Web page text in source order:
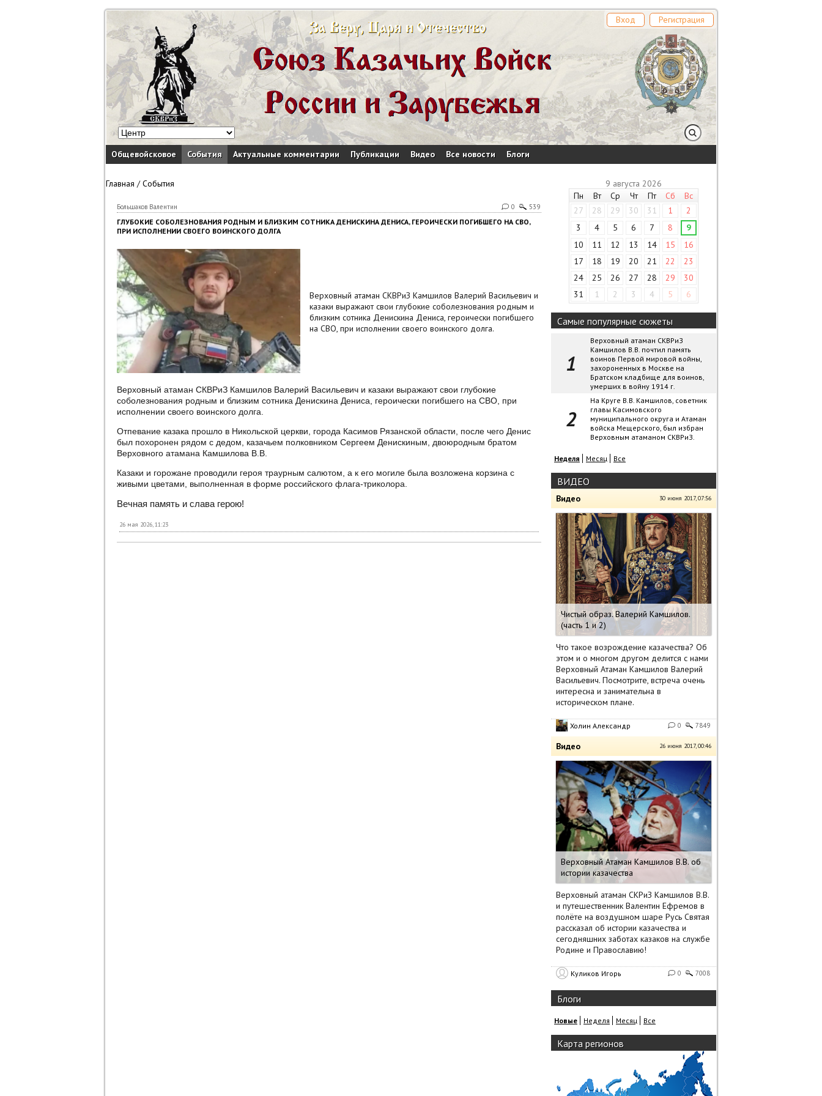
Вход Регистрация
Общевойсковое События Актуальные комментарии Публикации Видео Все новости Блоги
Главная /События
Большаков Валентин 0 539
ГЛУБОКИЕ СОБОЛЕЗНОВАНИЯ РОДНЫМ И БЛИЗКИМ СОТНИКА ДЕНИСКИНА ДЕНИСА, ГЕРОИЧЕСКИ ПОГИБШЕГО НА СВО,
ПРИ ИСПОЛНЕНИИ СВОЕГО ВОИНСКОГО ДОЛГА
Верховный атаман СКВРиЗ Камшилов Валерий Васильевич и
казаки выражают свои глубокие соболезнования родным и
близким сотника Денискина Дениса, героически погибшего
на СВО, при исполнении своего воинского долга.
Верховный атаман СКВРиЗ Камшилов Валерий Васильевич и казаки выражают свои глубокие
соболезнования родным и близким сотника Денискина Дениса, героически погибшего на СВО, при
исполнении своего воинского долга.
Отпевание казака прошло в Никольской церкви, города Касимов Рязанской области, после чего Денис
был похоронен рядом с дедом, казачьем полковником Сергеем Денискиным, двоюродным братом
Верховного атамана Камшилова В.В.
Казаки и горожане проводили героя траурным салютом, а к его могиле была возложена корзина с
живыми цветами, выполненная в форме российского флага-триколора.
Вечная память и слава герою!
26 мая 2026, 11:23
9 августа 2026
Пн
Вт Ср Чт Пт Сб
Вс
27
28 29 30 31 1
2
3
4 5 6 7 8
9
10
11 12 13 14 15
16
17
18 19 20 21 22
23
24
25 26 27 28 29
30
31
1 2 3 4 5 6
Самые популярные сюжеты
Верховный атаман СКВРиЗ
Камшилов В.В. почтил память
воинов Первой мировой войны,
захороненных в Москве на
Братском кладбище для воинов,
умерших в войну 1914 г.
На Круге В.В. Камшилов, советник
главы Касимовского
муниципального округа и Атаман
войска Мещерского, был избран
Верховным атаманом СКВРиЗ.
Неделя Месяц Все
ВИДЕО
Видео 30 июня 2017, 07:56
Чистый образ. Валерий Камшилов.
(часть 1 и 2)
Что такое возрождение казачества? Об
этом и о многом другом делится с нами
Верховный Атаман Камшилов Валерий
Васильевич. Посмотрите, встреча очень
интересна и занимательна в
историческом плане.
Холин Александр 0 7849
Видео 26 июня 2017, 00:46
Верховный Атаман Камшилов В.В. об
истории казачества
Верховный атаман СКРиЗ Камшилов В.В.
и путешественник Валентин Ефремов в
полёте на воздушном шаре Русь Святая
рассказал об истории казачества и
сегодняшних заботах казаков на службе
Родине и Православию!
Куликов Игорь 0 7008
Блоги
Новые Неделя Месяц Все
Карта регионов